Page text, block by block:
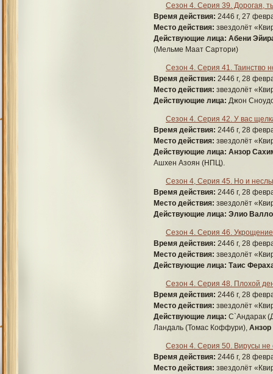
Сезон 4. Серия 39. Дорогая,
Время действия: 2446 г, 27
Место действия: звездолёт
Действующие лица: Абени
(Мельме Маат Сартори)
Сезон 4. Серия 41. Таинство
Время действия: 2446 г, 28
Место действия: звездолёт
Действующие лица: Джон
Сезон 4. Серия 42. У вас
Время действия: 2446 г, 28
Место действия: звездолёт
Действующие лица: Анзор
Ашхен Азоян (НПЦ).
Сезон 4, Серия 45. Но и
Время действия: 2446 г, 28
Место действия: звездолёт
Действующие лица: Элио
Сезон 4. Серия 46. Укрощение
Время действия: 2446 г, 28
Место действия: звездолёт
Действующие лица: Таис
Сезон 4. Серия 48. Плохой
Время действия: 2446 г, 28
Место действия: звездолёт
Действующие лица: С`Андарак
Ландаль (Томас Коффури), Анзор
Сезон 4. Серия 50. Вирусы не
Время действия: 2446 г, 28
Место действия: звездолёт